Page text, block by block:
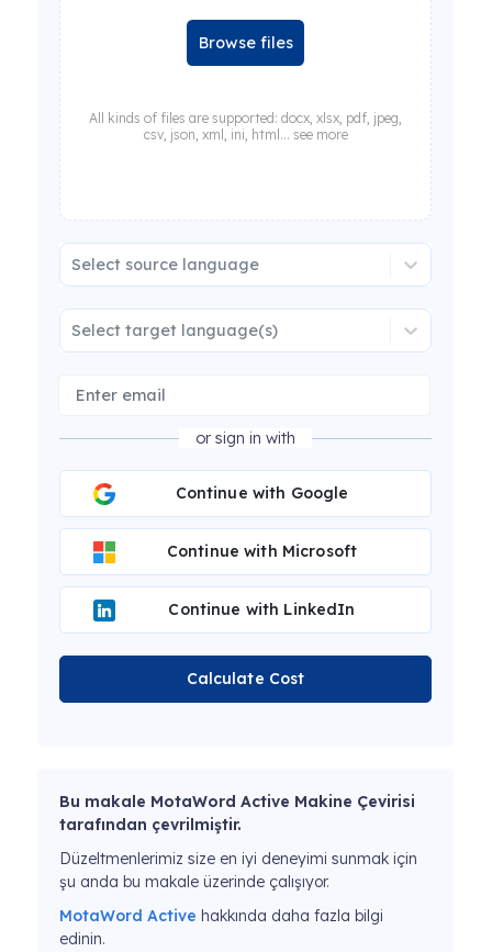
Browse files
All kinds of files are supported: docx, xlsx, pdf, jpeg,
csv, json, xml, ini, html... see more
Select source language
Select target language(s)
or sign in with
Continue with Google
Continue with Microsoft
Continue with LinkedIn
Calculate Cost
Bu makale MotaWord Active Makine Çevirisi
tarafından çevrilmiştir.
Düzeltmenlerimiz size en iyi deneyimi sunmak için
şu anda bu makale üzerinde çalışıyor.
MotaWord Active hakkında daha fazla bilgi
edinin.